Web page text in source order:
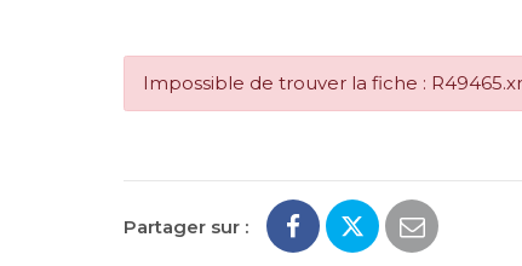
Impossible de trouver la fiche :
Partager sur :